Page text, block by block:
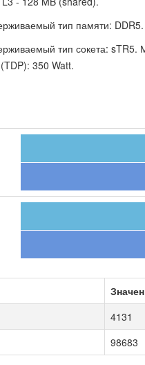
тип памяти: DDR5.
тип сокета: sTR5.
350 Watt.
4131
98683